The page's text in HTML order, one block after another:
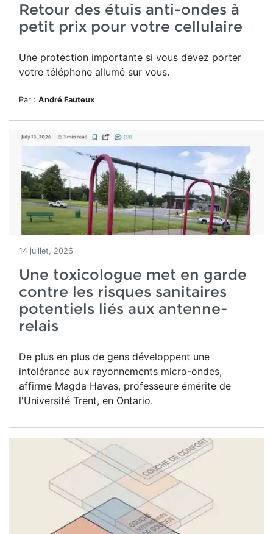
Retour des étuis anti-ondes à
petit prix pour votre cellulaire
Une protection importante si vous devez porter
votre téléphone allumé sur vous.
Par : André Fauteux
14 juillet, 2026
Une toxicologue met en garde
contre les risques sanitaires
potentiels liés aux antenne-
relais
De plus en plus de gens développent une
intolérance aux rayonnements micro-ondes,
affirme Magda Havas, professeure émérite de
l'Université Trent, en Ontario.